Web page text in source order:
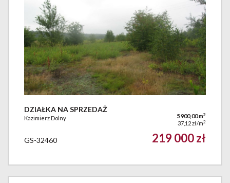
DZIAŁKA NA SPRZEDAŻ
Kazimierz Dolny 5 900,00 m2
37,12 zł/m2
GS-32460 219 000 zł